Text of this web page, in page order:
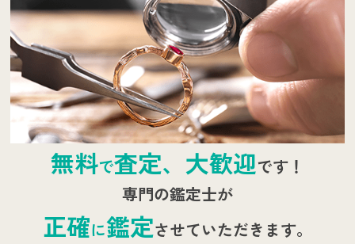
無料で査定、大歓迎です！
専門の鑑定士が
正確に鑑定させていただきます。